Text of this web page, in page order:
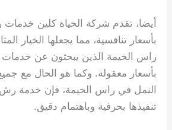
أيضا، تقدم شركة الحياة كلين
بأسعار تنافسية، مما يجعلها الخيار
راس الخيمة الذين يبحثون عن
بأسعار معقولة. وكما هو الحال مع
النمل في راس الخيمة، فإن خدمة رش
تنفيذها بحرفية وباهتمام دقيق.